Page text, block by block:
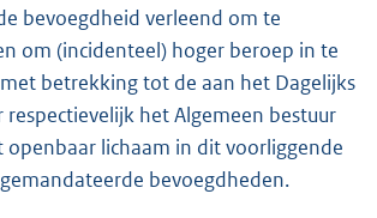
bevoegdheid verleend om te
om (incidenteel) hoger beroep in te
betrekking tot de aan het Dagelijks
respectievelijk het Algemeen bestuur
openbaar lichaam in dit voorliggende
bevoegdheden.